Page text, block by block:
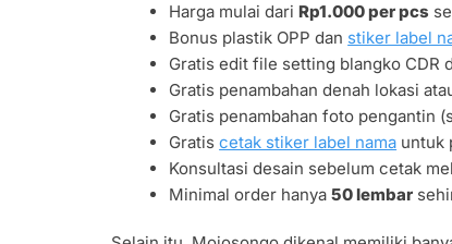
Harga mulai dariRp1.000 per pcs
Bonus plastik OPP dan stiker label
Gratis edit file setting blangko CDR
Gratis penambahan denah lokasi
Gratis penambahan foto pengantin
Gratiscetak stiker label nama untuk
Konsultasi desain sebelum cetak
Minimal order hanya50 lembar